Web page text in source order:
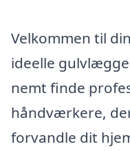
Velkommen til
ideelle
nemt finde
håndværkere,
forvandle dit